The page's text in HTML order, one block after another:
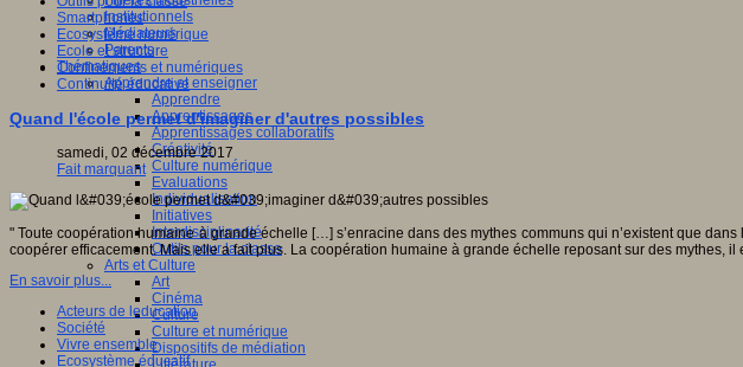
Institutionnels
Médiateurs
Parents
Thématiques
Apprendre et enseigner
Apprendre
Apprentissages
Apprentissages collaboratifs
Créativité
Culture numérique
Evaluations
Individualisation
Initiatives
Interdisciplinarité
Outils pour la classe
Arts et Culture
Art
Cinéma
Culture
Culture et numérique
Dispositifs de médiation
Smartphones
Ecosystème numérique
Ecole et structure
Confinements et numériques
Continuité éducative
Quand l'école permet d'imaginer d'autres possibles
samedi, 02 décembre 2017
Fait marquant
" Toute coopération humaine à grande échelle […] s’enracine dans des mythes communs qui n’existent que
coopérer efficacement. Mais elle a fait plus. La coopération humaine à grande échelle reposant sur des
En savoir plus...
Acteurs de leducation
Société
Vivre ensemble
Ecosystème éducatif